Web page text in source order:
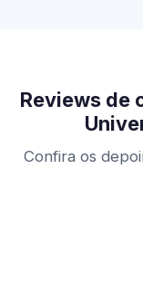
Reviews de
Confira os